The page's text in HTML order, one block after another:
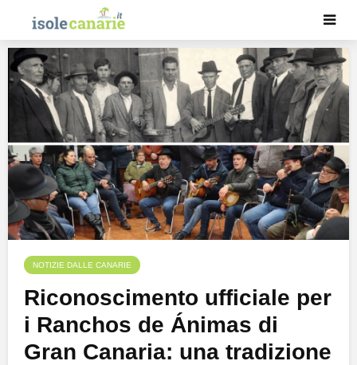
NOTIZIE DALLE CANARIE
Riconoscimento ufficiale per
i Ranchos de Ánimas di
Gran Canaria: una tradizione